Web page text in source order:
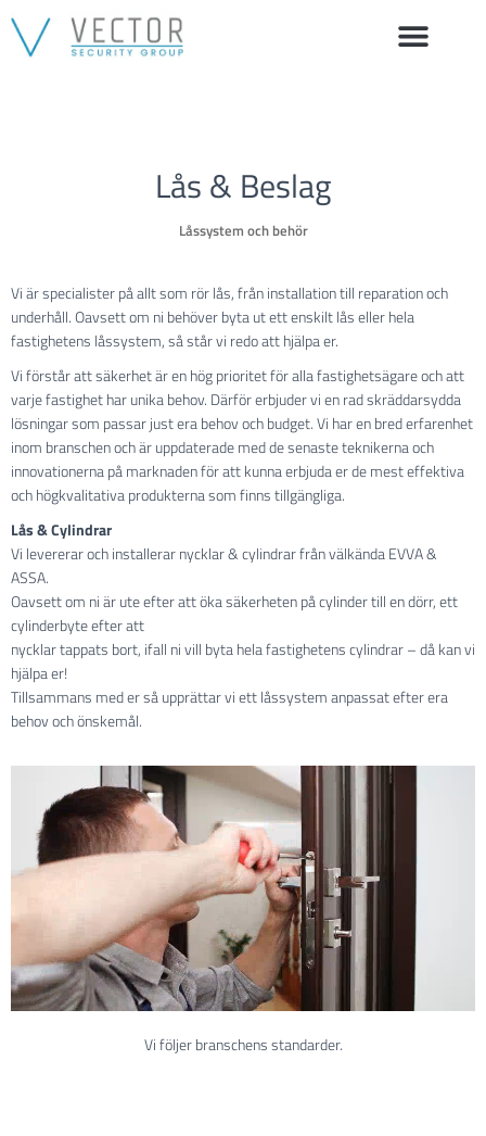
Lås & Beslag
Låssystem och behör
Vi är specialister på allt som rör lås, från installation till reparation och
underhåll. Oavsett om ni behöver byta ut ett enskilt lås eller hela
fastighetens låssystem, så står vi redo att hjälpa er.
Vi förstår att säkerhet är en hög prioritet för alla fastighetsägare och att
varje fastighet har unika behov. Därför erbjuder vi en rad skräddarsydda
lösningar som passar just era behov och budget. Vi har en bred erfarenhet
inom branschen och är uppdaterade med de senaste teknikerna och
innovationerna på marknaden för att kunna erbjuda er de mest effektiva
och högkvalitativa produkterna som finns tillgängliga.
Lås & Cylindrar
Vi levererar och installerar nycklar & cylindrar från välkända EVVA &
ASSA.
Oavsett om ni är ute efter att öka säkerheten på cylinder till en dörr, ett
cylinderbyte efter att
nycklar tappats bort, ifall ni vill byta hela fastighetens cylindrar – då kan vi
hjälpa er!
Tillsammans med er så upprättar vi ett låssystem anpassat efter era
behov och önskemål.
Vi följer branschens standarder.